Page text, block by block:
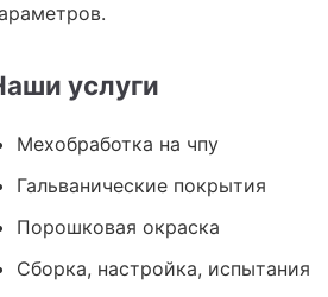
услуги
Мехобработка на чпу
Гальванические покрытия
Порошковая окраска
Сборка, настройка, испытания